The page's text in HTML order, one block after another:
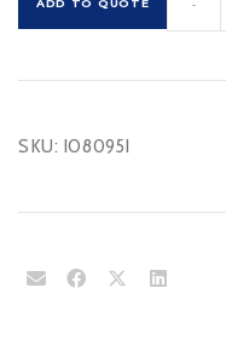
-
SKU: IO8095I